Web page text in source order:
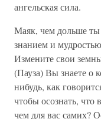
ангельская сила.
Маяк, чем дольше
знанием и
Измените свои
(Пауза) Вы знаете о
нибудь, как
чтобы осознать,
чем для вас самих?